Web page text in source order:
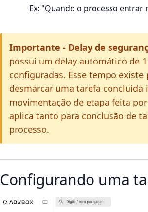
Ex: "Quando o processo entrar
Importante - Delay de
possui um delay automático de
configuradas. Esse tempo
desmarcar uma tarefa
movimentação de etapa feita
aplica tanto para conclusão de
processo.
Configurando uma